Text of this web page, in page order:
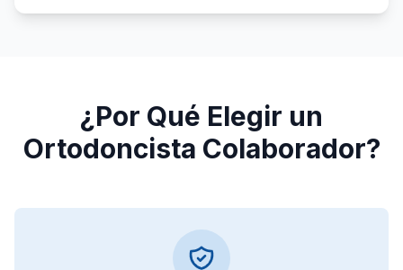
¿Por Qué Elegir un
Ortodoncista Colaborador?